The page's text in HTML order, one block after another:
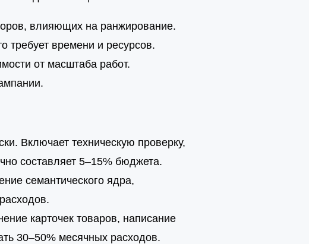
влияющих на ранжирование.
требует времени и ресурсов.
от масштаба работ.
Включает техническую проверку,
составляет 5–15% бюджета.
семантического ядра,
карточек товаров, написание
30–50% месячных расходов.